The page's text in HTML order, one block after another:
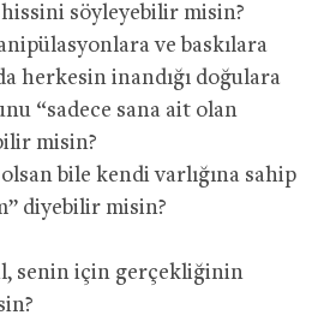
söyleyebilir misin?
ve baskılara
herkesin inandığı doğulara
“sadece sana ait olan
misin?
bile kendi varlığına sahip
diyebilir misin?
senin için gerçekliğinin